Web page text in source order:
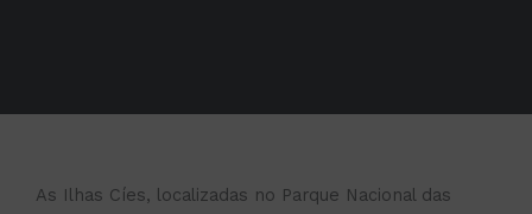
As Ilhas Cíes, localizadas no Parque Nacional das